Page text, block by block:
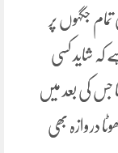
جگہوں پر
کہ شاید کسی
جس کی بعد میں
دروازہ بھی